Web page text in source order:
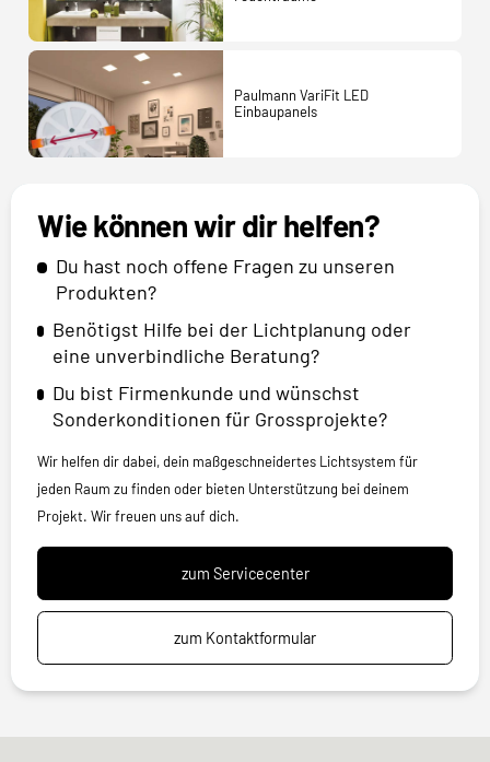
Paulmann VariFit LED
Einbaupanels
Wie können wir dir helfen?
Du hast noch offene Fragen zu unseren
Produkten?
Benötigst Hilfe bei der Lichtplanung oder
eine unverbindliche Beratung?
Du bist Firmenkunde und wünschst
Sonderkonditionen für Grossprojekte?
Wir helfen dir dabei, dein maßgeschneidertes Lichtsystem für
jeden Raum zu finden oder bieten Unterstützung bei deinem
Projekt. Wir freuen uns auf dich.
zum Servicecenter
zum Kontaktformular